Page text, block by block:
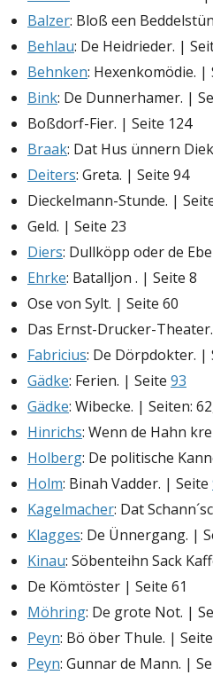
Balzer: Bloß een
Behlau: De Heidrieder. |
Behnken: Hexenkomödie. |
Bink: De Dunnerhamer. |
Boßdorf-Fier. | Seite 124
Braak: Dat Hus ünnern
Deiters: Greta. | Seite 94
Dieckelmann-Stunde. |
Geld. | Seite 23
Diers: Dullköpp oder de
Ehrke: Batalljon . | Seite 8
Ose von Sylt. | Seite 60
Das Ernst-Drucker-
Fabricius: De Dörpdokter. |
Gädke: Ferien. | Seite 93
Gädke: Wibecke. | Seiten:
Hinrichs: Wenn de Hahn
Holberg: De politische
Holm: Binah Vadder. | Seite
Kagelmacher: Dat
Klagges: De Ünnergang. |
Kinau: Söbenteihn Sack
De Kömtöster | Seite 61
Möhring: De grote Not. |
Peyn: Bö öber Thule. |
Peyn: Gunnar de Mann. |